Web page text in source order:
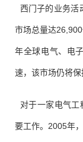
西门子的业务活
市场总量达
年全球电气、电
速，该市场仍将
对于一家电气工
要工作。2005年